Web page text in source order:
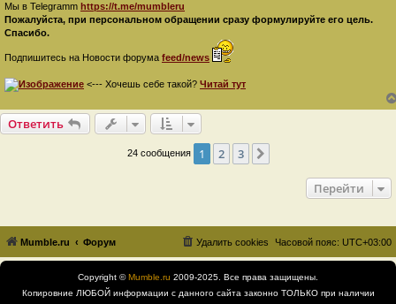
Мы в Telegramm https://t.me/mumbleru
Пожалуйста, при персональном обращении сразу формулируйте его цель.
Спасибо.
Подпишитесь на Новости форума feed/news
<--- Хочешь себе такой? Читай тут
Ответить
24 сообщения 1 2 3
Перейти
Mumble.ru Форум Часовой пояс: UTC+03:00
Удалить cookies
Copyright ©Mumble.ru 2009-2025. Все права защищены.
Копировние ЛЮБОЙ информации с данного сайта законно ТОЛЬКО при наличии